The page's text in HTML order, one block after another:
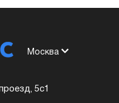
Москва
5с1